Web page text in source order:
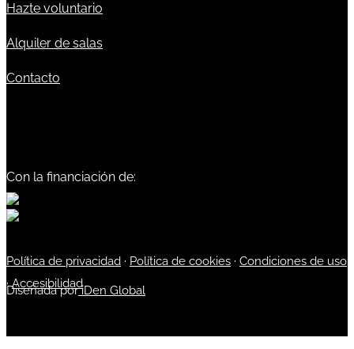
Hazte voluntario
Alquiler de salas
Contacto
Con la financiación de:
Política de privacidad · Política de cookies · Condiciones de uso
·Accesibilidad
Diseñada poriDen Global